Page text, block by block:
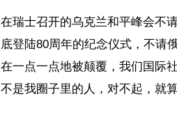
在瑞士召开的乌克兰和平峰会不
底登陆80周年的纪念仪式，不请
在一点一点地被颠覆，我们国际
不是我圈子里的人，对不起，就